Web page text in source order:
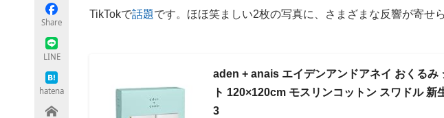
Share
LINE
hatena
TikTokで話題です。ほほ笑ましい2枚の写真に、さまざまな反響が寄せ
aden + anais エイデンアンドアネイ おくるみ
ト 120×120cm モスリンコットン スワドル
3